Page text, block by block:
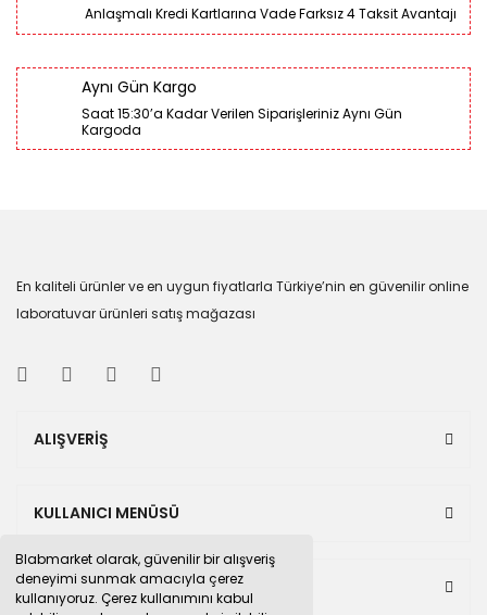
Blabmarket olarak, güvenilir bir alışveriş
deneyimi sunmak amacıyla çerez
kullanıyoruz. Çerez kullanımını kabul
Anlaşmalı Kredi Kartlarına Vade Farksız 4 Taksit Avantajı
Aynı Gün Kargo
Saat 15:30’a Kadar Verilen Siparişleriniz Aynı Gün
Kargoda
En kaliteli ürünler ve en uygun fiyatlarla Türkiye’nin en güvenilir online
laboratuvar ürünleri satış mağazası
ALIŞVERİŞ
KULLANICI MENÜSÜ
BULUNDUĞUMUZ PAZAR YERLERİ